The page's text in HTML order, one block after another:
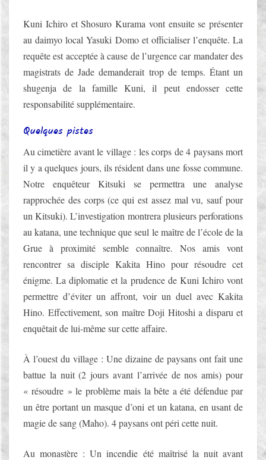
Kuni Ichiro et Shosuro Kurama vont ensuite se présenter
au daimyo local Yasuki Domo et officialiser l’enquête. La
requête est acceptée à cause de l’urgence car mandater des
magistrats de Jade demanderait trop de temps. Étant un
shugenja de la famille Kuni, il peut endosser cette
responsabilité supplémentaire.
Quelques pistes
Au cimetière avant le village : les corps de 4 paysans mort
il y a quelques jours, ils résident dans une fosse commune.
Notre enquêteur Kitsuki se permettra une analyse
rapprochée des corps (ce qui est assez mal vu, sauf pour
un Kitsuki). L’investigation montrera plusieurs perforations
au katana, une technique que seul le maître de l’école de la
Grue à proximité semble connaître. Nos amis vont
rencontrer sa disciple Kakita Hino pour résoudre cet
énigme. La diplomatie et la prudence de Kuni Ichiro vont
permettre d’éviter un affront, voir un duel avec Kakita
Hino. Effectivement, son maître Doji Hitoshi a disparu et
enquêtait de lui-même sur cette affaire.
À l’ouest du village : Une dizaine de paysans ont fait une
battue la nuit (2 jours avant l’arrivée de nos amis) pour
« résoudre » le problème mais la bête a été défendue par
un être portant un masque d’oni et un katana, en usant de
magie de sang (Maho). 4 paysans ont péri cette nuit.
Au monastère : Un incendie été maîtrisé la nuit avant